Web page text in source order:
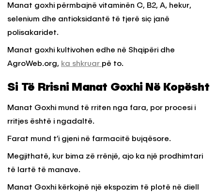
Manat goxhi përmbajnë vitaminën C, B2, A, hekur,
selenium dhe antioksidantë të tjerë siç janë
polisakaridet.
Manat goxhi kultivohen edhe në Shqipëri dhe
AgroWeb.org, ka shkruar pë to.
Si Të Rrisni Manat Goxhi Në Kopësht
Manat Goxhi mund të rriten nga fara, por procesi i
rritjes është i ngadaltë.
Farat mund t’i gjeni në farmacitë bujqësore.
Megjithatë, kur bima zë rrënjë, ajo ka një prodhimtari
të lartë të manave.
Manat Goxhi kërkojnë një ekspozim të plotë në diell